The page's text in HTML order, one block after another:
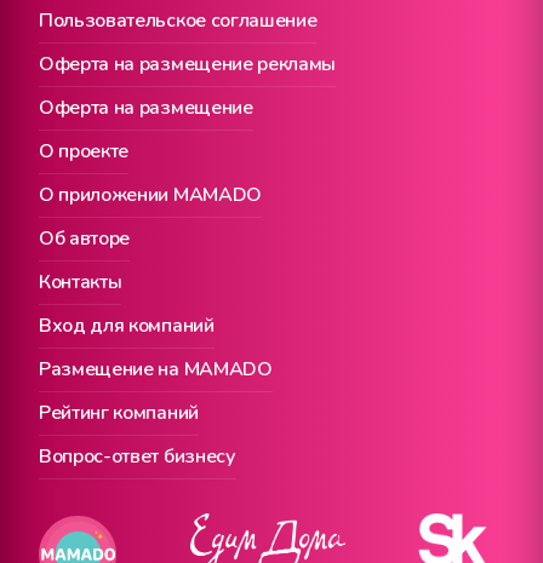
О проекте
Вход для компаний
Пользовательское соглашение
О приложении MAMADO
Размещение на MAMADO
Оферта на размещение рекламы
Об авторе
Рейтинг компаний
Оферта на размещение
Контакты
Вопрос-ответ бизнесу